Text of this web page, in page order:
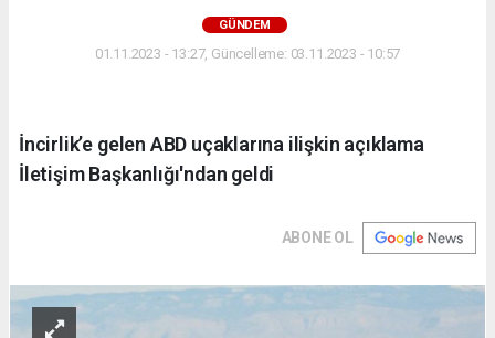
GÜNDEM
01.11.2023 - 13:27, Güncelleme: 03.11.2023 - 10:57
İncirlik’e gelen ABD uçaklarına ilişkin açıklama
İletişim Başkanlığı'ndan geldi
ABONE OL